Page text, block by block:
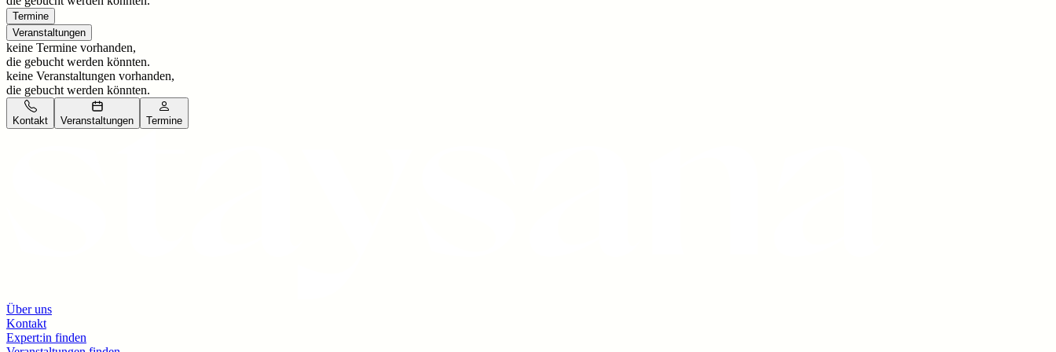
Termine
Veranstaltungen
keine Termine vorhanden,
die gebucht werden könnten.
keine Veranstaltungen vorhanden,
die gebucht werden könnten.
Kontakt Veranstaltungen Termine
Über uns
Kontakt
Expert:in finden